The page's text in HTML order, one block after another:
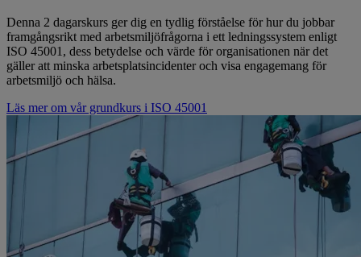
Denna 2 dagarskurs ger dig en tydlig förståelse för hur du jobbar
framgångsrikt med arbetsmiljöfrågorna i ett ledningssystem enligt
ISO 45001, dess betydelse och värde för organisationen när det
gäller att minska arbetsplatsincidenter och visa engagemang för
arbetsmiljö och hälsa.
Läs mer om vår grundkurs i ISO 45001